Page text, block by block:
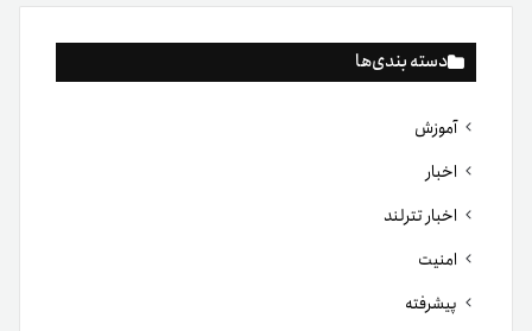
دسته بندی‌ها
آموزش
اخبار
اخبار تترلند
امنیت
پیشرفته